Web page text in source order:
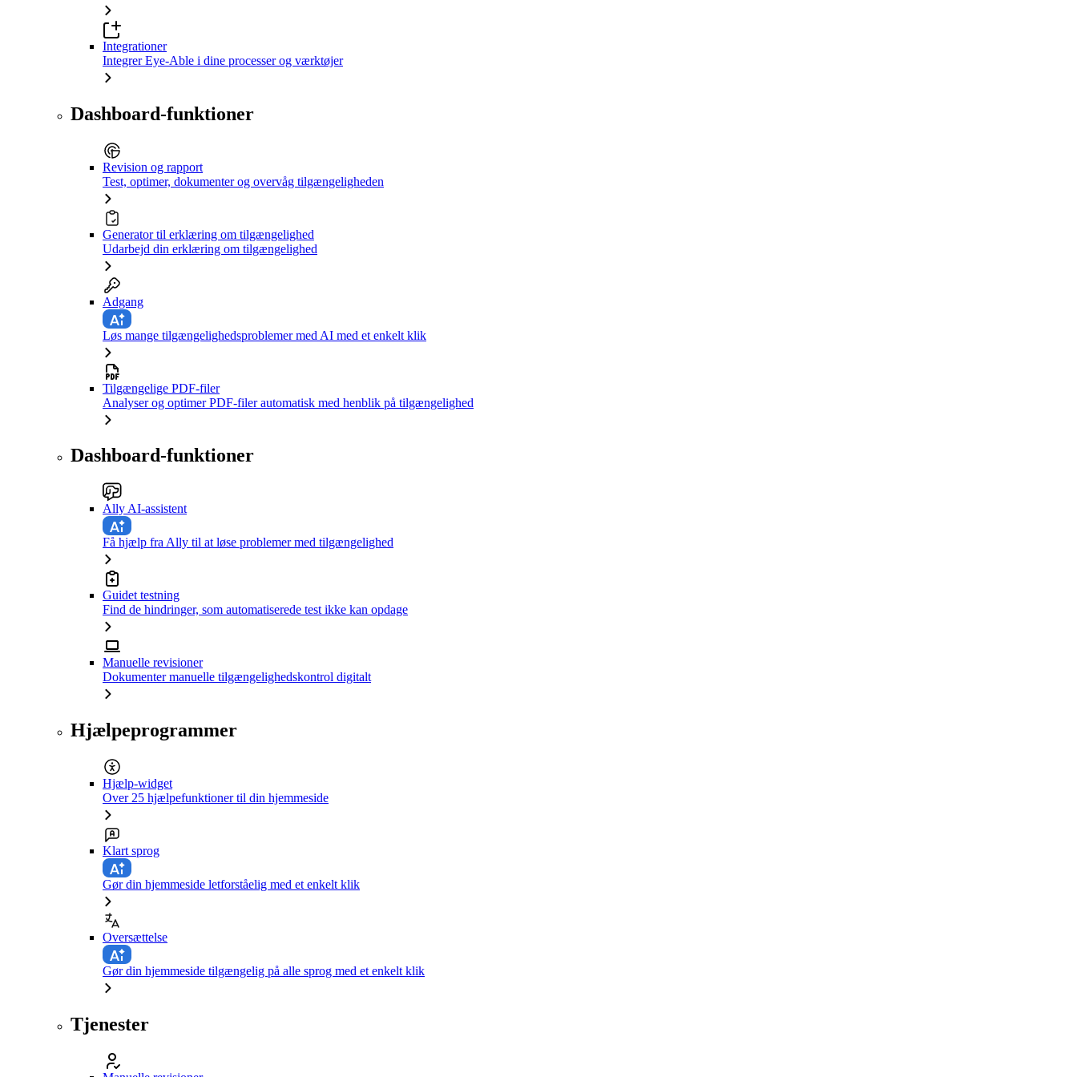
Integrationer
Integrer Eye-Able i dine processer og værktøjer
Dashboard-funktioner
Revision og rapport
Test, optimer, dokumenter og overvåg tilgængeligheden
Generator til erklæring om tilgængelighed
Udarbejd din erklæring om tilgængelighed
Adgang
Løs mange tilgængelighedsproblemer med AI med et enkelt klik
Tilgængelige PDF-filer
Analyser og optimer PDF-filer automatisk med henblik på tilgængelighed
Dashboard-funktioner
Ally AI-assistent
Få hjælp fra Ally til at løse problemer med tilgængelighed
Guidet testning
Find de hindringer, som automatiserede test ikke kan opdage
Manuelle revisioner
Dokumenter manuelle tilgængelighedskontrol digitalt
Hjælpeprogrammer
Hjælp-widget
Over 25 hjælpefunktioner til din hjemmeside
Klart sprog
Gør din hjemmeside letforståelig med et enkelt klik
Oversættelse
Gør din hjemmeside tilgængelig på alle sprog med et enkelt klik
Tjenester